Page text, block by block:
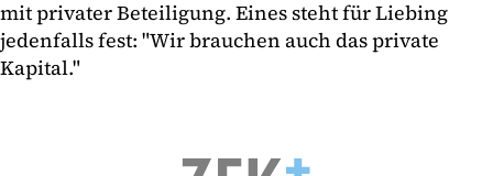
mit privater Beteiligung. Eines steht für Liebing
jedenfalls fest: "Wir brauchen auch das private
Kapital."